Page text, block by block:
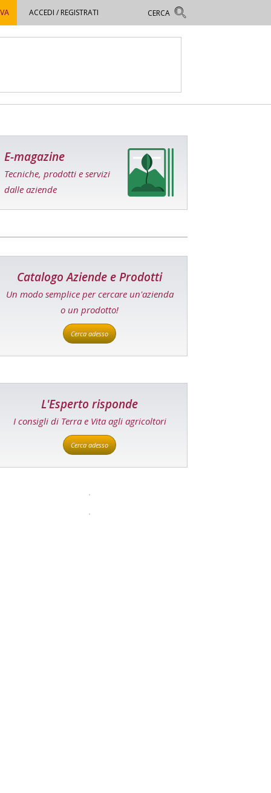
ACCEDI / REGISTRATI
E-magazine
Tecniche, prodotti e servizi
dalle aziende
Catalogo Aziende e Prodotti
Un modo semplice per cercare un'azienda
o un prodotto!
Cerca adesso
L'Esperto risponde
I consigli di Terra e Vita agli agricoltori
Cerca adesso